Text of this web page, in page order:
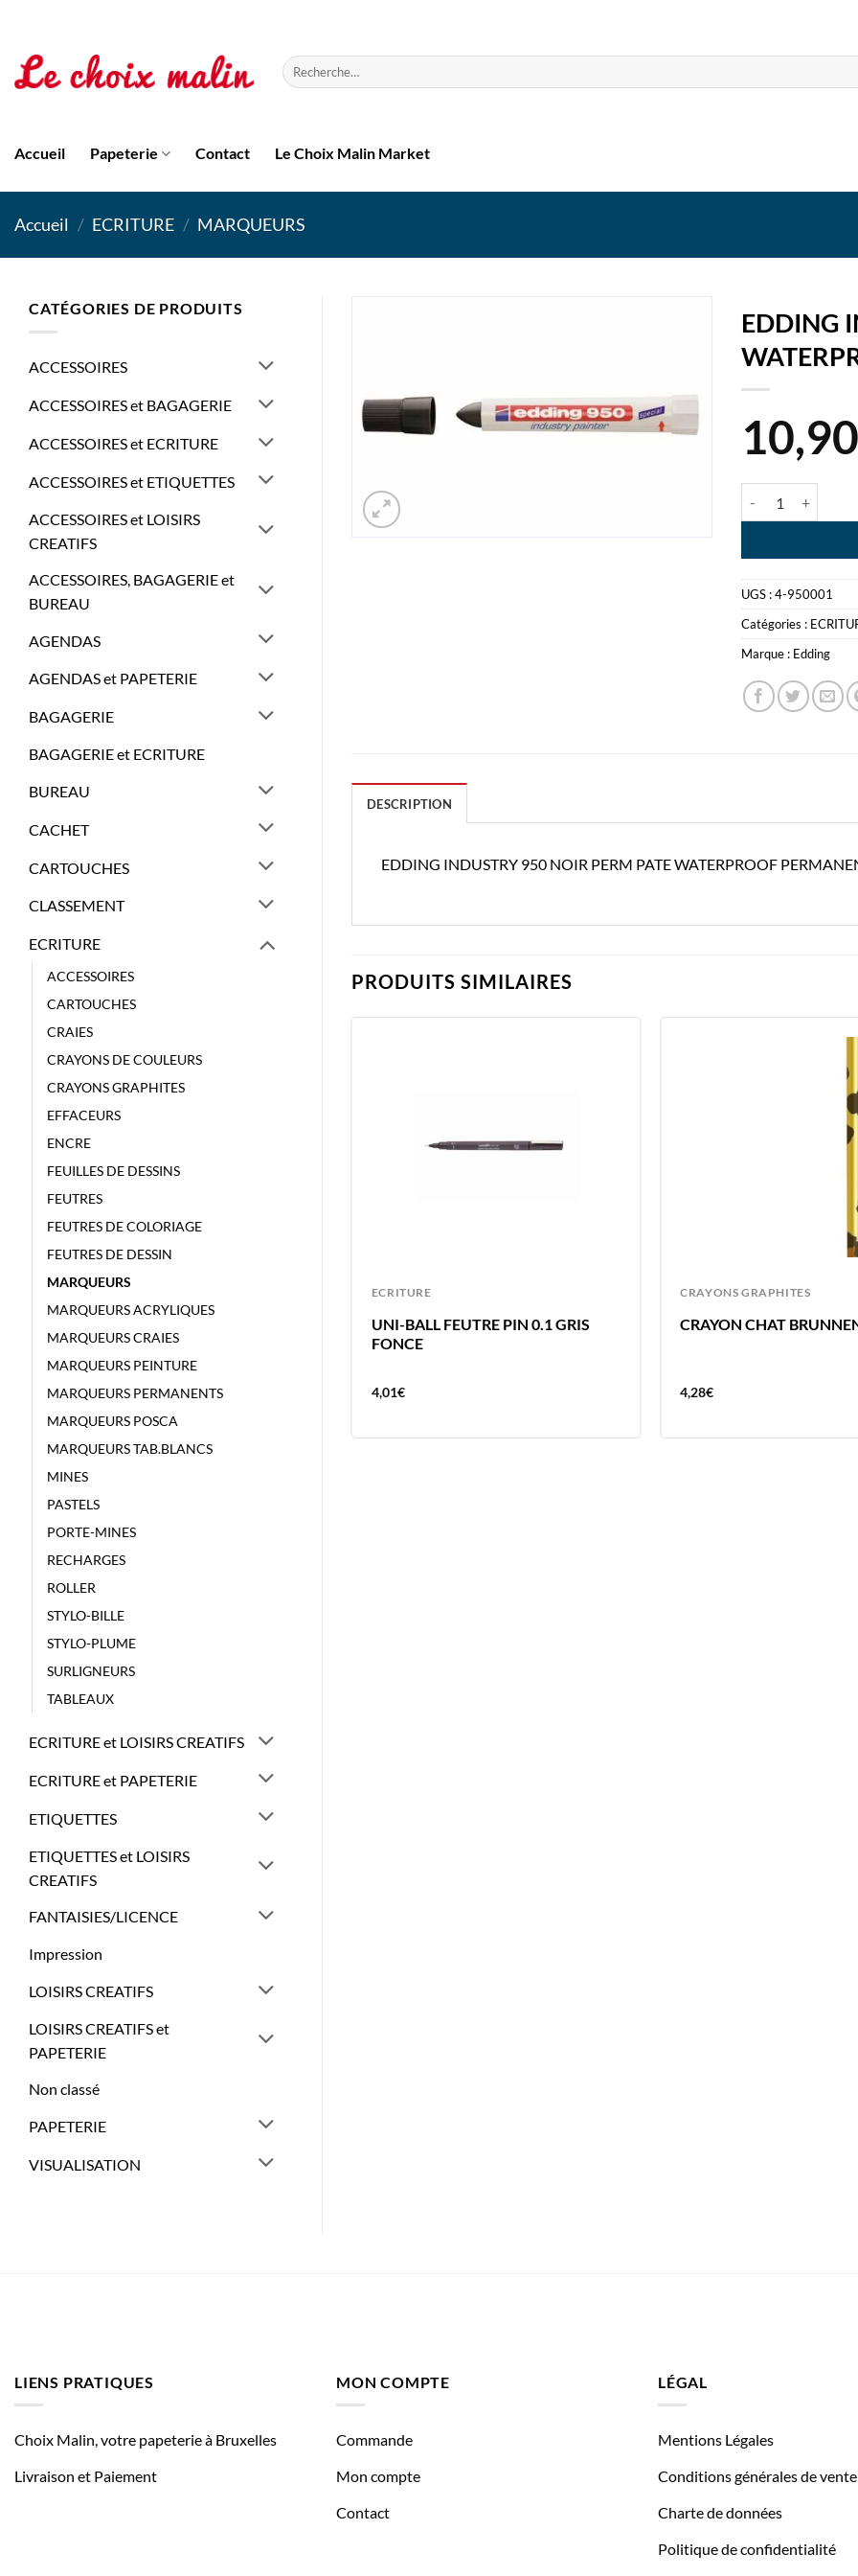
contenu
Recherche
pour :
Accueil Papeterie Contact Le Choix Malin Market
Accueil / ECRITURE / MARQUEURS
CATÉGORIES DE PRODUITS
ACCESSOIRES
ACCESSOIRES et BAGAGERIE
ACCESSOIRES et ECRITURE
ACCESSOIRES et ETIQUETTES
ACCESSOIRES et LOISIRS
CREATIFS
ACCESSOIRES, BAGAGERIE et
BUREAU
AGENDAS
AGENDAS et PAPETERIE
BAGAGERIE
BAGAGERIE et ECRITURE
BUREAU
CACHET
CARTOUCHES
CLASSEMENT
ECRITURE
ACCESSOIRES
CARTOUCHES
CRAIES
CRAYONS DE COULEURS
CRAYONS GRAPHITES
EFFACEURS
ENCRE
FEUILLES DE DESSINS
FEUTRES
FEUTRES DE COLORIAGE
FEUTRES DE DESSIN
MARQUEURS
MARQUEURS ACRYLIQUES
MARQUEURS CRAIES
MARQUEURS PEINTURE
MARQUEURS PERMANENTS
MARQUEURS POSCA
MARQUEURS TAB.BLANCS
MINES
PASTELS
PORTE-MINES
RECHARGES
ROLLER
STYLO-BILLE
STYLO-PLUME
SURLIGNEURS
TABLEAUX
ECRITURE et LOISIRS CREATIFS
ECRITURE et PAPETERIE
ETIQUETTES
ETIQUETTES et LOISIRS
CREATIFS
FANTAISIES/LICENCE
Impression
LOISIRS CREATIFS
LOISIRS CREATIFS et
PAPETERIE
Non classé
PAPETERIE
VISUALISATION
EDDING
UGS :4-950001
Catégories :
Marque : Edding
DESCRIPTION
EDDING INDUSTRY 950 NOIR PERM PATE WATERPROOF
PRODUITS SIMILAIRES
ECRITURE
UNI-BALL FEUTRE PIN 0.1 GRIS
FONCE
4,01€
CRAYONS GRAPHITES
CRAYON CHAT
4,28€
ECRITURE
CLAIR
4,01€
LIENS PRATIQUES
Choix Malin, votre papeterie à Bruxelles
Livraison et Paiement
MON COMPTE
Commande
Mon compte
Contact
LÉGAL
Mentions Légales
Conditions générales de vente
Charte de données
Politique de confidentialité